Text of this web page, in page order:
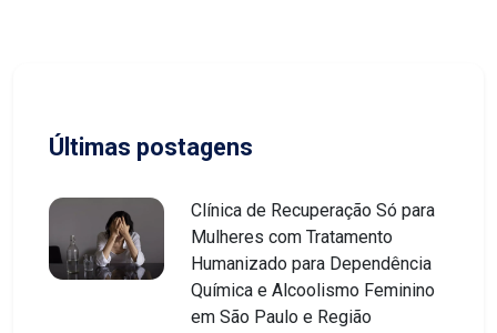
Últimas postagens
Clínica de Recuperação Só para
Mulheres com Tratamento
Humanizado para Dependência
Química e Alcoolismo Feminino
em São Paulo e Região